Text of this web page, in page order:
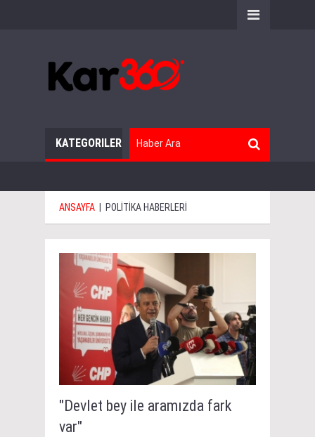
KATEGORILER
ANSAYFA | POLİTİKA HABERLERİ
"Devlet bey ile aramızda fark
var"